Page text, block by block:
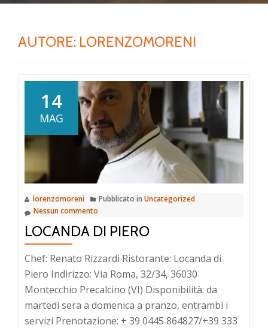
AUTORE: LORENZOMORENI
14
MAG
lorenzomoreni Pubblicato in Uncategorized
Nessun commento
LOCANDA DI PIERO
Chef: Renato Rizzardi Ristorante: Locanda di
Piero Indirizzo: Via Roma, 32/34, 36030
Montecchio Precalcino (VI) Disponibilità: da
martedì sera a domenica a pranzo, entrambi i
servizi Prenotazione: + 39 0445 864827/+39 333